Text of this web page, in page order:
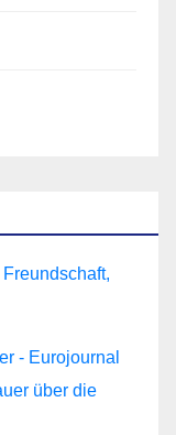
- Eurojournal
über die